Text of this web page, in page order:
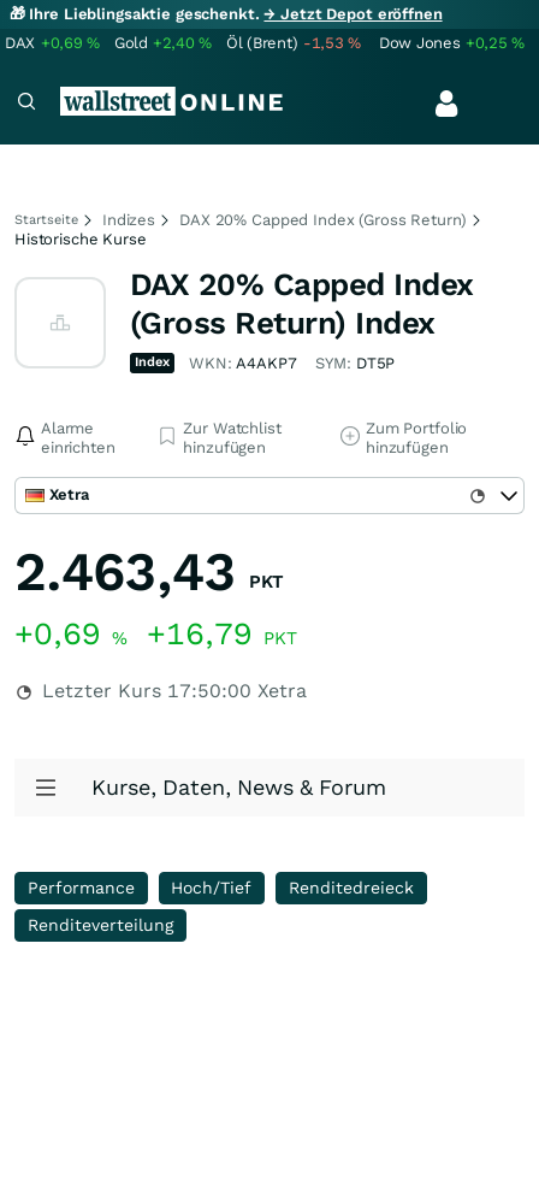
🎁 Ihre Lieblingsaktie geschenkt.→ Jetzt Depot eröffnen
DAX +0,69% Gold +2,40% Öl (Brent) -1,53% Dow Jones +0,25%
Startseite Indizes
DAX 20% Capped Index (Gross Return)
Historische Kurse
DAX 20% Capped Index
(Gross Return) Index
Index WKN:A4AKP7 SYM: DT5P
Alarme
einrichten
Zur Watchlist
hinzufügen
Zum Portfolio
hinzufügen
Xetra
2.463,43 PKT
+0,69 % +16,79 PKT
Letzter Kurs 17:50:00 Xetra
Kurse, Daten, News & Forum
Performance Hoch/Tief
Renditedreieck
Renditeverteilung